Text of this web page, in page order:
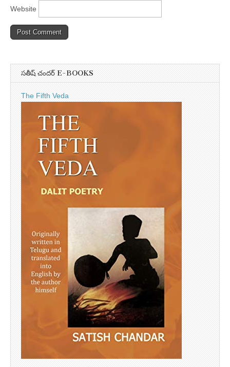
Website
సతీష్ చందర్ E-BOOKS
The Fifth Veda